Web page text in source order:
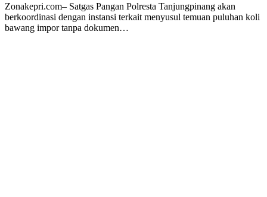
Zonakepri.com– Satgas Pangan Polresta Tanjungpinang akan
berkoordinasi dengan instansi terkait menyusul temuan puluhan koli
bawang impor tanpa dokumen…